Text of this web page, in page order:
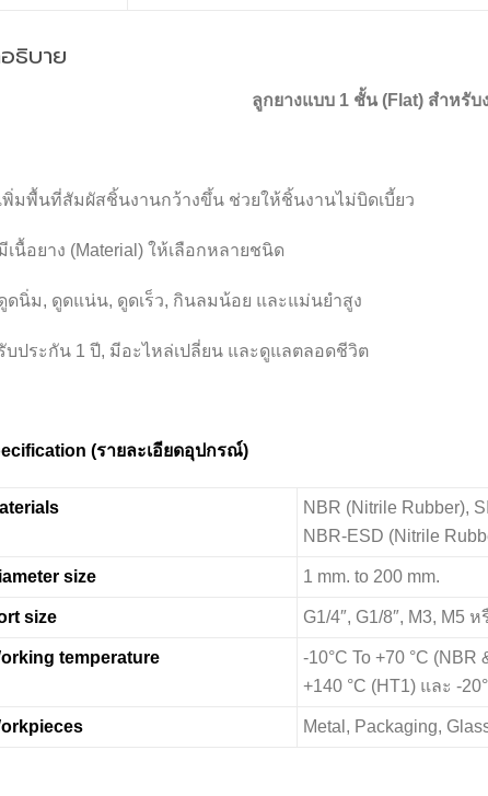
ธิบาย
ลูกยางแบบ 1 ชั้น (Flat) สำหรับ
พิ่มพื้นที่สัมผัสชิ้นงานกว้างขึ้น ช่วยให้ชิ้นงานไม่บิดเบี้ยว
เนื้อยาง (Material) ให้เลือกหลายชนิด
ดนิ่ม, ดูดแน่น, ดูดเร็ว, กินลมน้อย และแม่นยำสูง
บประกัน 1 ปี, มีอะไหล่เปลี่ยน และดูแลตลอดชีวิต
(รายละเอียดอุปกรณ์)
NBR (Nitrile Rubber),
NBR-ESD (Nitrile
size 1 mm. to 200 mm.
size G1/4″, G1/8″, M3, M5
temperature
-10°C To +70 °C (NBR
+140 °C (HT1) และ -
Metal, Packaging,